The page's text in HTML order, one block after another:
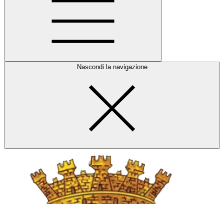
Nascondi la navigazione